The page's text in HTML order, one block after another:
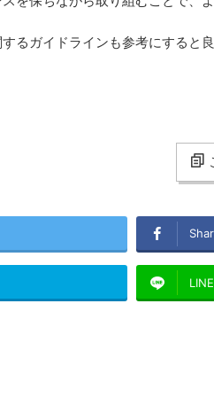
るガイドラインも参考にすると良
LINE